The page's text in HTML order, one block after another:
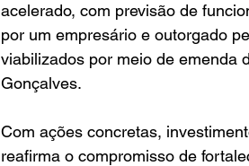
acelerado, com previsão de
por um empresário e outorgado
viabilizados por meio de emenda
Gonçalves.
Com ações concretas,
reafirma o compromisso de